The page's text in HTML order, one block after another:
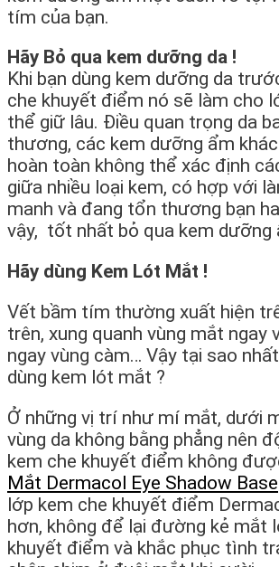
tím của bạn.
Hãy Bỏ qua kem dưỡng da !
Khi bạn dùng kem dưỡng da
che khuyết điểm nó sẽ làm cho
thể giữ lâu. Điều quan trọng da
thương, các kem dưỡng ẩm
hoàn toàn không thể xác định
giữa nhiều loại kem, có hợp với
manh và đang tổn thương bạn
vậy, tốt nhất bỏ qua kem dưỡng
Hãy dùng Kem Lót Mắt !
Vết bầm tím thường xuất hiện
trên, xung quanh vùng mắt ngay
ngay vùng càm… Vậy tại sao
dùng kem lót mắt ?
Ở những vị trí như mí mắt, dưới
vùng da không bằng phẳng nên
kem che khuyết điểm không
Mắt Dermacol Eye Shadow Base
lớp kem che khuyết điểm
hơn, không để lại đường kẻ mắt
khuyết điểm và khắc phục tình